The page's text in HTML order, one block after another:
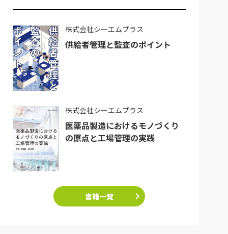
株式会社シーエムプラス
供給者管理と監査のポイント
株式会社シーエムプラス
医薬品製造におけるモノづくり
の原点と工場管理の実践
書籍一覧